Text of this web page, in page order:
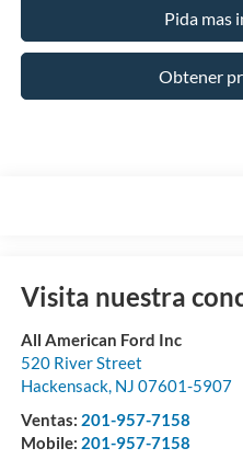
Pida mas
Obtener
Visita nuestra
All American Ford Inc
520 River Street
Hackensack, NJ 07601-5907
Ventas: 201-957-7158
Mobile: 201-957-7158